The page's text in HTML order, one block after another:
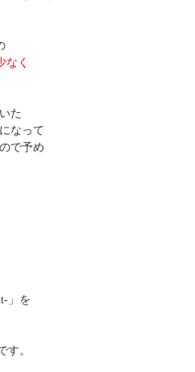
なく
た
なって
で予め
」を
す。